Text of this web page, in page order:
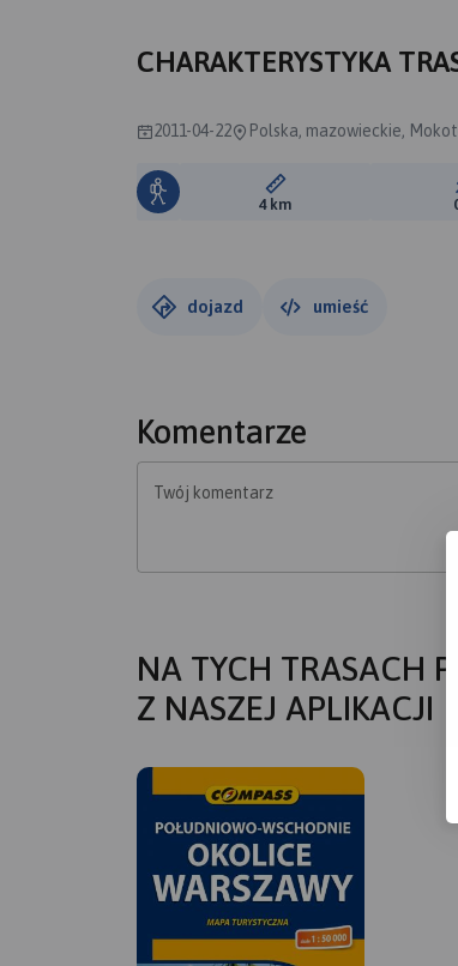
CHARAKTERYSTYKA
2011-04-22 Polska, mazowieckie,
Długość trasy:
4 km
dojazd umieść
Komentarze
Twój komentarz
NA TYCH TRASACH
Z NASZEJ APLIKACJI